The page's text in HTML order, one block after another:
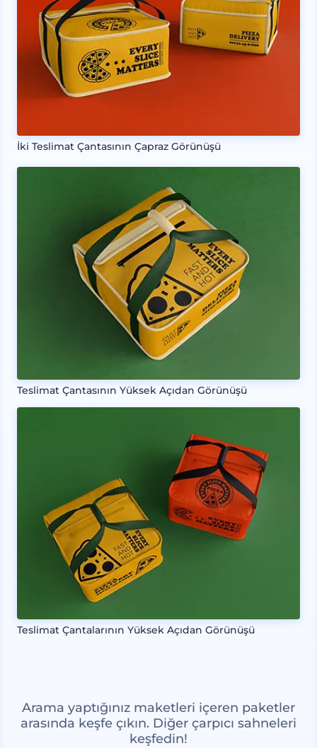
İki Teslimat Çantasının Çapraz Görünüşü
Teslimat Çantasının Yüksek Açıdan Görünüşü
Teslimat Çantalarının Yüksek Açıdan Görünüşü
Arama yaptığınız maketleri içeren paketler
arasında keşfe çıkın. Diğer çarpıcı sahneleri
keşfedin!